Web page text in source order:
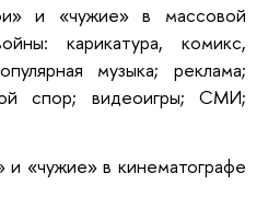
и «чужие» в массовой
карикатура, комикс,
музыка; реклама;
спор; видеоигры; СМИ;
«чужие» в кинематографе